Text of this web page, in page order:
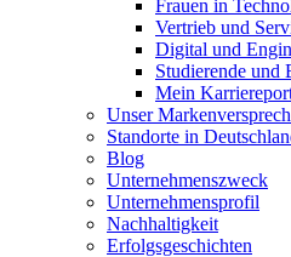
Frauen in
Vertrieb und
Digital und
Studierende und
Mein
Unser
Standorte in
Blog
Unternehmenszweck
Unternehmensprofil
Nachhaltigkeit
Erfolgsgeschichten